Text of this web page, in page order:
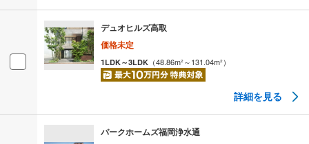
デュオヒルズ高取
価格未定
1LDK～3LDK （48.86m²～131.04m²）
詳細を見る
パークホームズ福岡浄水通